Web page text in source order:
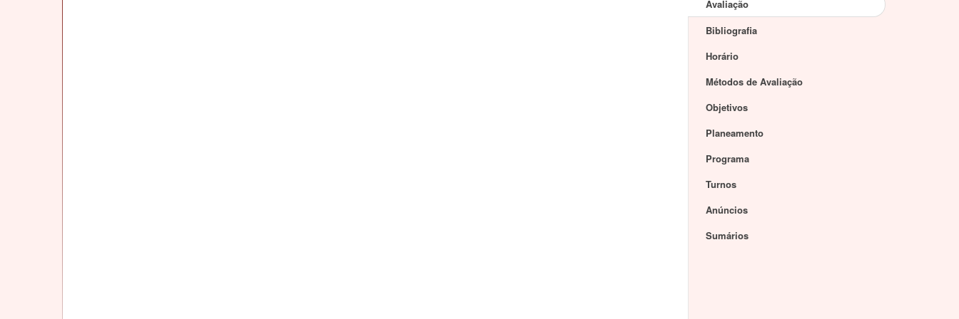
Avaliação
Bibliografia
Horário
Métodos de Avaliação
Objetivos
Planeamento
Programa
Turnos
Anúncios
Sumários